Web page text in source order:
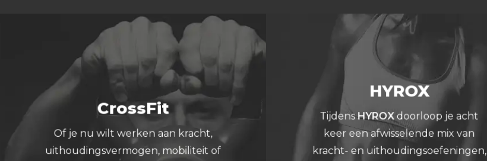
CrossFit
Of je nu wilt werken aan kracht,
uithoudingsvermogen, mobiliteit of
HYROX
TijdensHYROXdoorloop je acht
keer een afwisselende mix van
kracht- en uithoudingsoefeningen,